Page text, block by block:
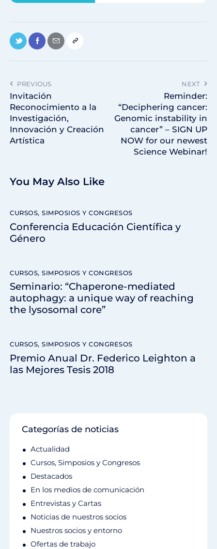
PREVIOUS
Invitación
Reconocimiento a la
Investigación,
Innovación y Creación
Artística
NEXT
Reminder:
“Deciphering cancer:
Genomic instability in
cancer” – SIGN UP
NOW for our newest
Science Webinar!
You May Also Like
CURSOS, SIMPOSIOS Y CONGRESOS
Conferencia Educación Científica y
Género
CURSOS, SIMPOSIOS Y CONGRESOS
Seminario: “Chaperone-mediated
autophagy: a unique way of reaching
the lysosomal core”
CURSOS, SIMPOSIOS Y CONGRESOS
Premio Anual Dr. Federico Leighton a
las Mejores Tesis 2018
Categorías de noticias
Actualidad
Cursos, Simposios y Congresos
Destacados
En los medios de comunicación
Entrevistas y Cartas
Noticias de nuestros socios
Nuestros socios y entorno
Ofertas de trabajo